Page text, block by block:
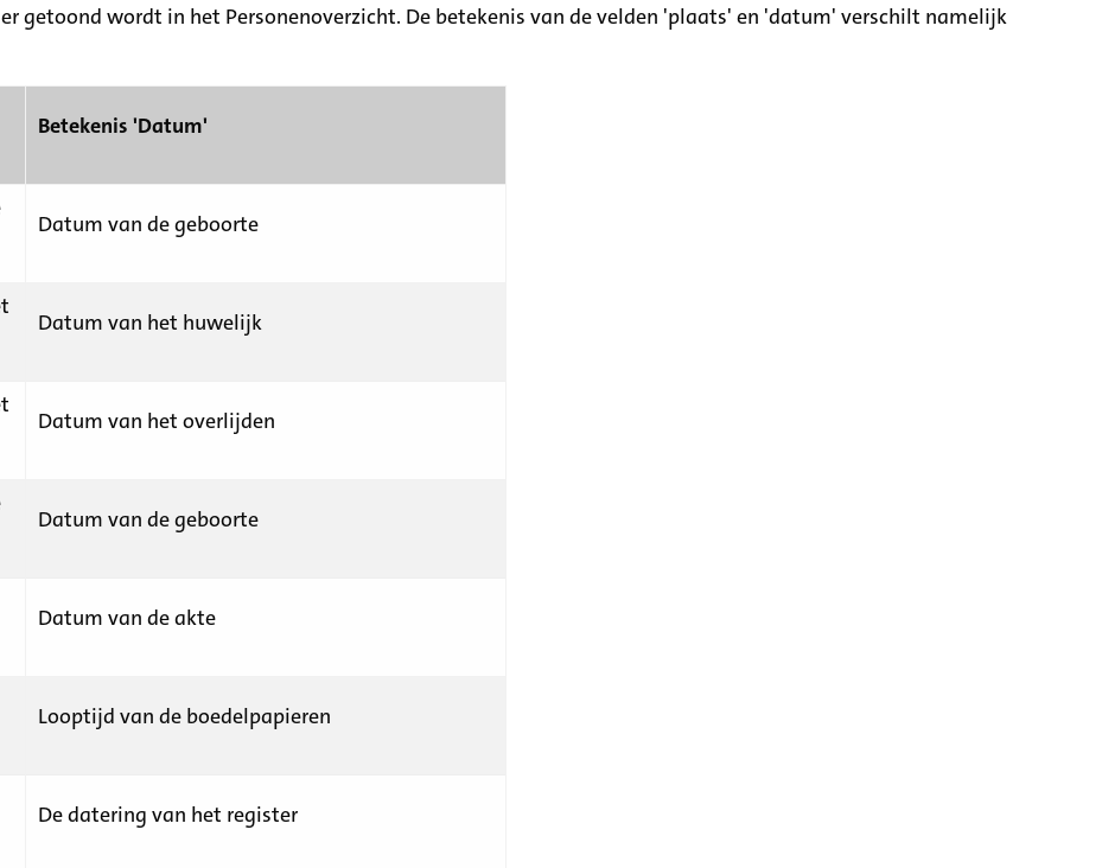
getoond wordt in het Personenoverzicht. De betekenis van de velden 'plaats' en 'datum' verschilt namelijk
Betekenis 'Datum'
Datum van de geboorte
Datum van het huwelijk
Datum van het overlijden
Datum van de geboorte
Datum van de akte
Looptijd van de boedelpapieren
De datering van het register